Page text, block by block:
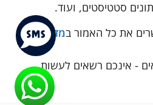
סטטיסטים, ועוד.
את כל האמור במדיניות
- אינכם רשאים לעשות